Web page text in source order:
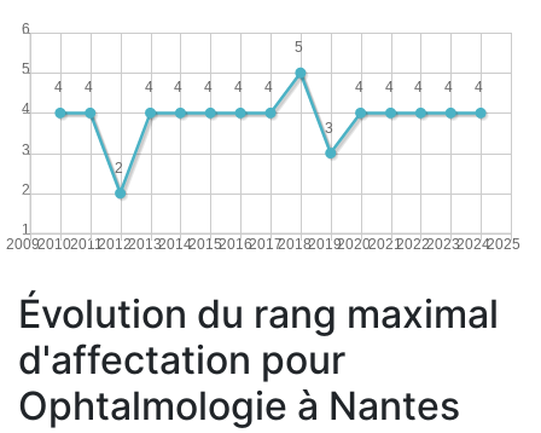
20092010201120122013201420152016201720182019202020212022202320242025
1
2
3
4
5
6
4
4
4
4
4
3
5
4
4
4
4
4
2
4
4
Évolution du rang maximal
d'affectation pour
Ophtalmologie à Nantes